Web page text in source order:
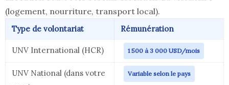
(logement, nourriture, transport local).
Type de volontariat Rémunération
UNV International (HCR) 1 500 à 3 000 USD/mois
UNV National (dans votre
Variable selon le pays